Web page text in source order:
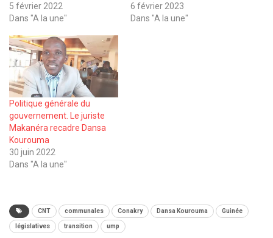
5 février 2022
Dans "A la une"
6 février 2023
Dans "A la une"
Politique générale du
gouvernement. Le juriste
Makanéra recadre Dansa
Kourouma
30 juin 2022
Dans "A la une"
CNT communales Conakry Dansa Kourouma Guinée
législatives transition ump